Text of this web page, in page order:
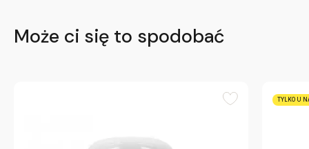
Może ci się to spodobać
TYLKO U